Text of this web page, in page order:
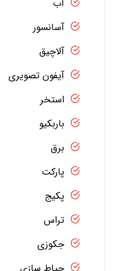
آب
آسانسور
آلاچیق
آیفون تصویری
استخر
باربکیو
برق
پارکت
پکیج
تراس
جکوزی